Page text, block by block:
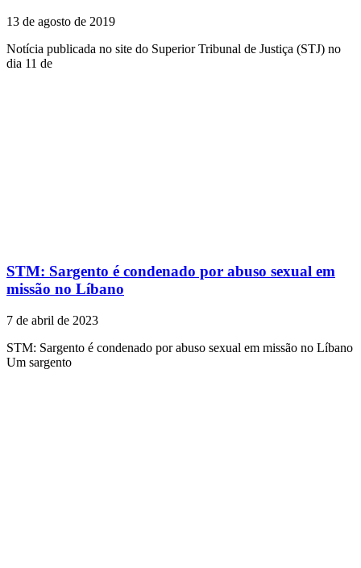
13 de agosto de 2019
Notícia publicada no site do Superior Tribunal de Justiça (STJ) no
dia 11 de
STM: Sargento é condenado por abuso sexual em
missão no Líbano
7 de abril de 2023
STM: Sargento é condenado por abuso sexual em missão no Líbano
Um sargento